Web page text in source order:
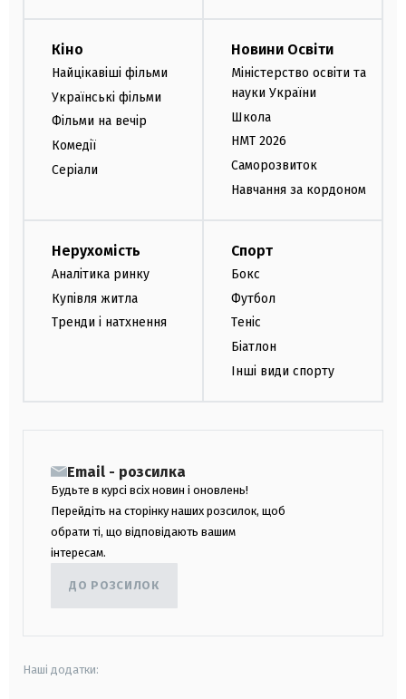
Кіно
Найцікавіші фільми
Українські фільми
Фільми на вечір
Комедії
Серіали
Новини Освіти
Міністерство освіти та
науки України
Школа
НМТ 2026
Саморозвиток
Навчання за кордоном
Нерухомість
Аналітика ринку
Купівля житла
Тренди і натхнення
Спорт
Бокс
Футбол
Теніс
Біатлон
Інші види спорту
Email - розсилка
Будьте в курсі всіх новин і оновлень!
Перейдіть на сторінку наших розсилок, щоб
обрати ті, що відповідають вашим
інтересам.
ДО РОЗСИЛОК
Наші додатки: